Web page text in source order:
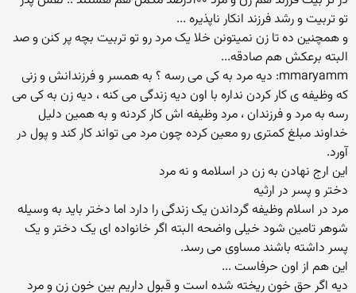
تو تربیت و رشد فرزند انکار ناپذیره ...
و همچنین ده تا زن نمیتونن خلا یک مرد رو تو تربیت بچه پر کنن و صد
البته برعکش هم صادقه...
mmaryamm: دیه مرد به کی می رسه ؟ به همسر و فرزندانش و زنی
که وظیفه ی کار کردن نداره با اون دیه زندگی می کنه ، دیه زن به کی می
رسه به مرد و فرزندان ، مرد وظیفه اش کار کردنه و به همین دلیل
خداوند مبلغ کمتری رو معین کرده چون مرد می تواند کار کند و پول در
آورد.
این ارج نهادن به زن در اسلامه و نه مرد
دختر و پسر در ارثیه
مرد در اسلام وظیفه گرداندن یک زندگی را دارد اما دختر باید به وسیله
شوهر تامین شود خیلی واضحه البته اگر خانواده ای یک دختر و یک
پسر داشته باشند مساوی می رسد.
این هم از اون حرفاست ...
دیه اگر حق خون ریخته شده است و قبول داریم بین خون زن و مرد